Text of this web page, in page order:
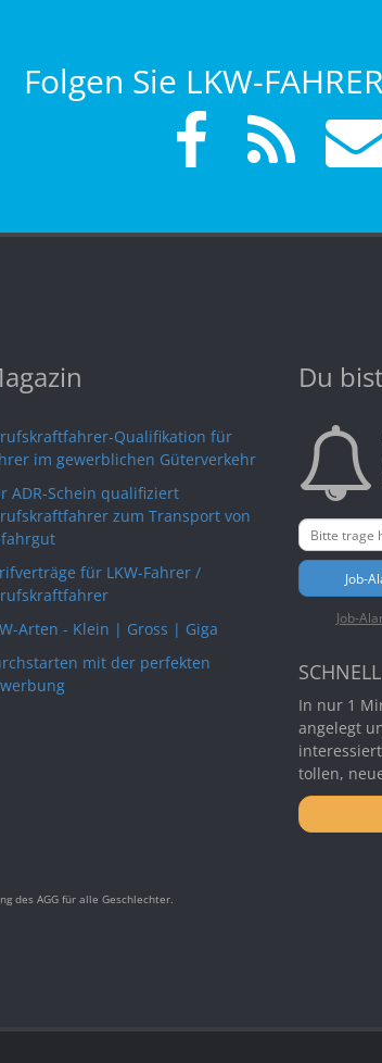
Folgen Sie LKW-
Qualifikation für
im gewerblichen Güterverkehr
ADR-Schein qualifiziert
zum Transport von
für LKW-Fahrer /
Arten - Klein | Gross | Giga
mit der perfekten
Du
Job-
Job-
In nur 1
angelegt
tollen,
des AGG für alle Geschlechter.